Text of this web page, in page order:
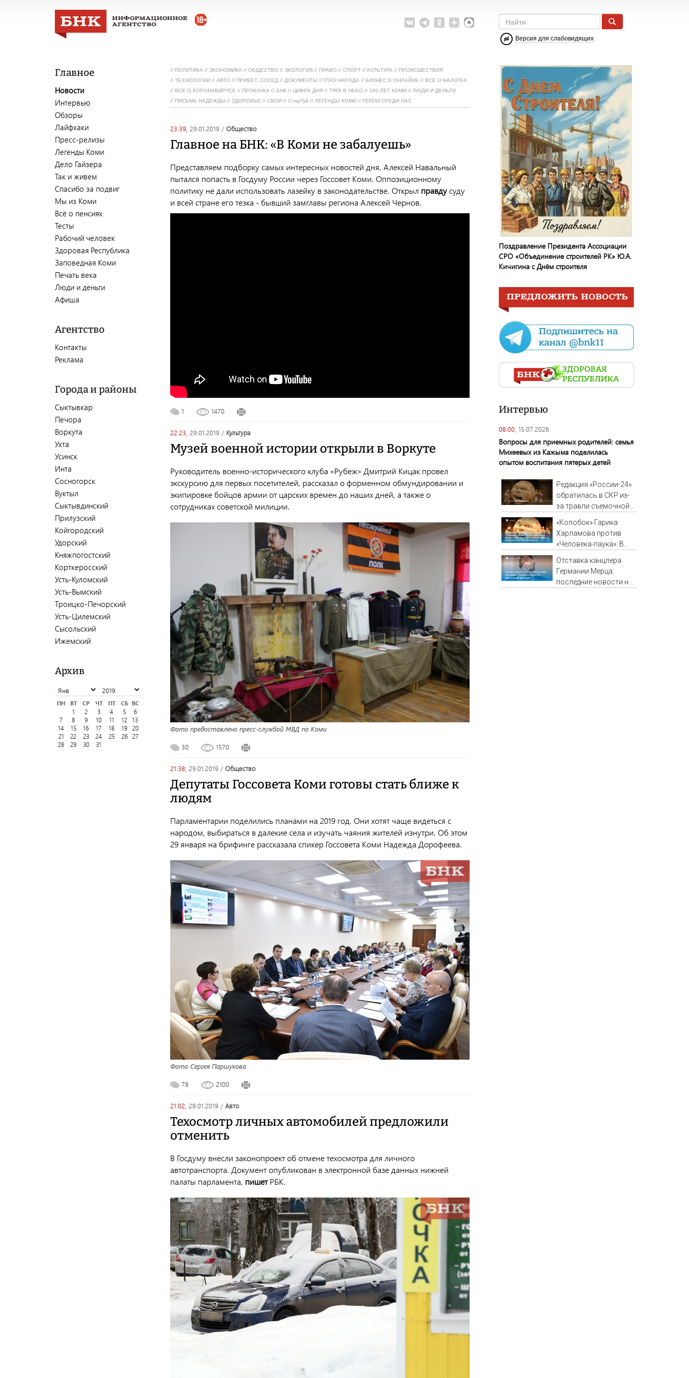
Версия для слабовидящих
Главное
Новости
Интервью
Обзоры
Лайфхаки
Пресс-релизы
Легенды Коми
Дело Гайзера
Так и живем
Спасибо за подвиг
Мы из Коми
Всё о пенсиях
Тесты
Рабочий человек
Здоровая Республика
Заповедная Коми
Печать века
Люди и деньги
Афиша
Агентство
Контакты
Реклама
Города и районы
Сыктывкар
Печора
Воркута
Ухта
Усинск
Инта
Сосногорск
Вуктыл
Сыктывдинский
Прилузский
Койгородский
Удорский
Княжпогостский
Корткеросский
Усть-Куломский
Усть-Вымский
Троицко-Печорский
Усть-Цилемский
Сысольский
Ижемский
Архив
ПН ВТ СР ЧТ ПТ СБ ВС
1
2 3 4 5
6
7
8 9 10 11 12
13
14
15 16 17 18 19
20
21
22 23 24 25 26
27
28
29 30 31
// ПОЛИТИКА // ЭКОНОМИКА // ОБЩЕСТВО // ЭКОЛОГИЯ // ПРАВО // СПОРТ // КУЛЬТУРА // ПРОИСШЕСТВИЯ
// ТЕХНОЛОГИИ // АВТО // ПРИВЕТ, СОСЕД // ДОКУМЕНТЫ // ГЛАЗ НАРОДА // БИЗНЕС В ОНЛАЙНЕ // ВСЕ О НАЛОГАХ
// ВСЕ О КОРОНАВИРУСЕ // ПРОКАЧКА С БНК // ЦИФРА ДНЯ // ТЯГА В НЕБО // 100 ЛЕТ КОМИ // ЛЮДИ И ДЕНЬГИ
// ПИСЬМА НАДЕЖДЫ // ЗДОРОВЬЕ // СВОИ // СтарТуй // ЛЕГЕНДЫ КОМИ // ГЕРОИ СРЕДИ НАС
23:39, 29.01.2019 / общество
Главное на БНК: «В Коми не забалуешь»
Представляем подборку самых интересных новостей дня. Алексей Навальный
пытался попасть в Госдуму России через Госсовет Коми. Оппозиционному
политику не дали использовать лазейку в законодательстве. Открыл правдусуду
и всей стране его тезка - бывший замглавы региона Алексей Чернов.
1 1470
22:23, 29.01.2019 / культура
Музей военной истории открыли в Воркуте
Руководитель военно-исторического клуба «Рубеж» Дмитрий Кицак провел
экскурсию для первых посетителей, рассказал о форменном обмундировании и
экипировке бойцов армии от царских времен до наших дней, а также о
сотрудниках советской милиции.
Фото предоставлено пресс-службой МВД по Коми
30 1570
21:38, 29.01.2019 / общество
Депутаты Госсовета Коми готовы стать ближе к
людям
Парламентарии поделились планами на 2019 год. Они хотят чаще видеться с
народом, выбираться в далекие села и изучать чаяния жителей изнутри. Об этом
29 января на брифинге рассказала спикер Госсовета Коми Надежда Дорофеева.
Фото Сергея Паршукова
78 2100
21:02, 29.01.2019 / авто
Техосмотр личных автомобилей предложили
отменить
В Госдуму внесли законопроект об отмене техосмотра для личного
автотранспорта. Документ опубликован в электронной базе данных нижней
палаты парламента, пишетРБК.
Поздравление Президента Ассоциации
СРО «Объединение строителей РК» Ю.А.
Кичигина с Днём строителя
Интервью
08:00, 15.07.2026
Вопросы для приемных родителей: семья
Михеевых из Кажыма поделилась
опытом воспитания пятерых детей
Редакция «России-24»
обратилась в СКР из-
за травли съемочной
«Колобок» Гарика
Харламова против
«Человека-паука»: В
грандиозный скандал
— а картина уже
собрала почти 100
Отставка канцлера
Германии Мерца:
последние новости на